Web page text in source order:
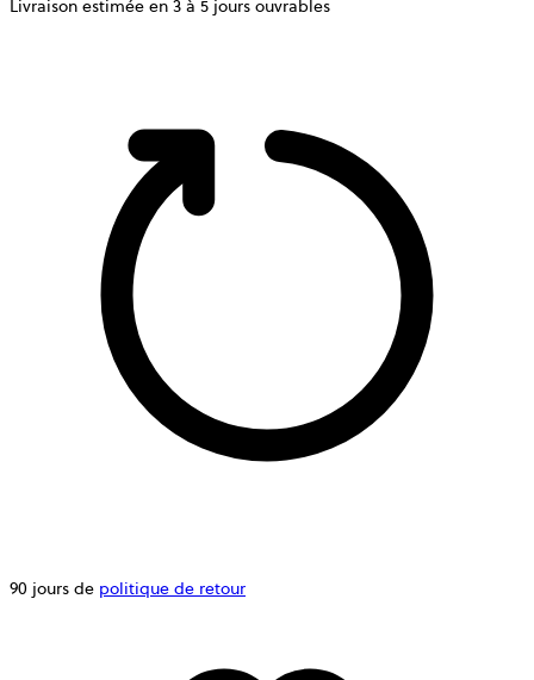
Livraison estimée en 3 à 5 jours ouvrables
90 jours de politique de retour